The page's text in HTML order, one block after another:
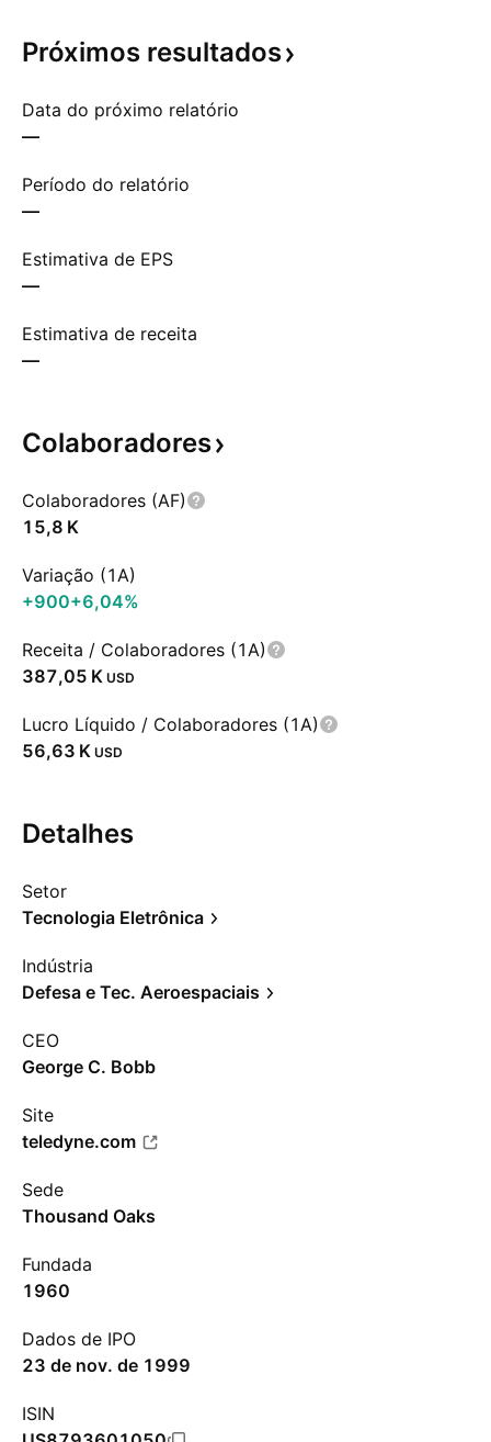
Próximos resultados
Data do próximo relatório
—
Período do relatório
—
Estimativa de EPS
—
Estimativa de receita
—
Colaboradores
Colaboradores (AF)
‪15,8 K‬
Variação (1A)
+900+6,04%
Receita / Colaboradores (1A)
‪387,05 K‬ USD
Lucro Líquido / Colaboradores (1A)
‪56,63 K‬ USD
Detalhes
Setor
Tecnologia Eletrônica
Indústria
Defesa e Tec. Aeroespaciais
CEO
George C. Bobb
Site
teledyne.com
Sede
Thousand Oaks
Fundada
1960
Dados de IPO
23 de nov. de 1999
ISIN